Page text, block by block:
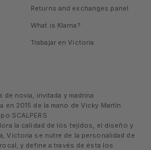
Returns and exchanges panel
What is Klarna?
Trabajar en Victoria
novia, invitada y madrina
en 2015 de la mano de Vicky Martín
SCALPERS.
la calidad de los tejidos, el diseño y
Victoria se nutre de la personalidad de
y define a través de ésta los